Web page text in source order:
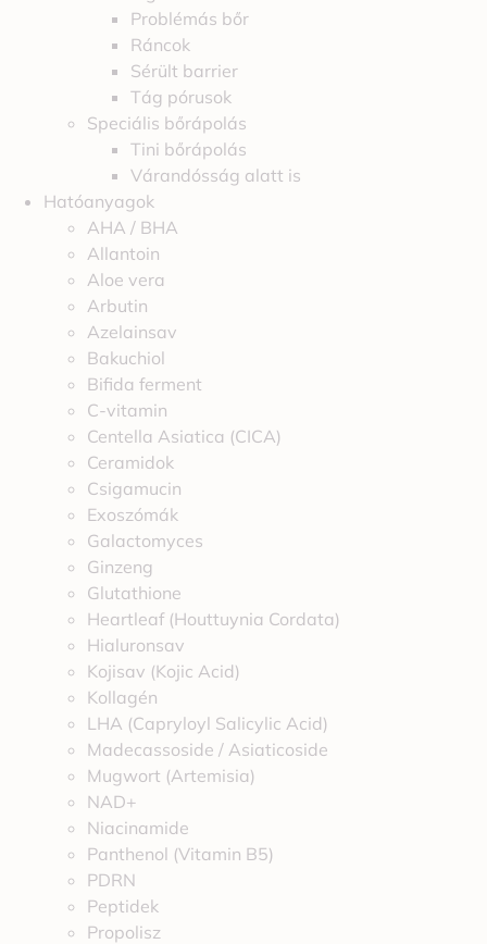
Problémás bőr
Ráncok
Sérült barrier
Tág pórusok
Speciális bőrápolás
Tini bőrápolás
Várandósság alatt is
Hatóanyagok
AHA / BHA
Allantoin
Aloe vera
Arbutin
Azelainsav
Bakuchiol
Bifida ferment
C-vitamin
Centella Asiatica (CICA)
Ceramidok
Csigamucin
Exoszómák
Galactomyces
Ginzeng
Glutathione
Heartleaf (Houttuynia Cordata)
Hialuronsav
Kojisav (Kojic Acid)
Kollagén
LHA (Capryloyl Salicylic Acid)
Madecassoside / Asiaticoside
Mugwort (Artemisia)
NAD+
Niacinamide
Panthenol (Vitamin B5)
PDRN
Peptidek
Propolisz